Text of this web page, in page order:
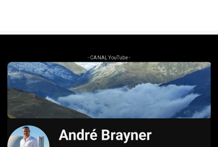
- CANAL YouTube -